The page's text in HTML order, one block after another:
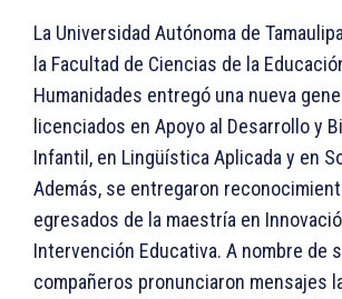
La Universidad Autónoma de
la Facultad de Ciencias de la
Humanidades entregó una nueva
licenciados en Apoyo al Desarrollo y
Infantil, en Lingüística Aplicada y en
Además, se entregaron
egresados de la maestría en
Intervención Educativa. A nombre de
compañeros pronunciaron mensajes